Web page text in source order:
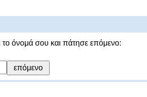
το όνομά σου και πάτησε επόμενο: